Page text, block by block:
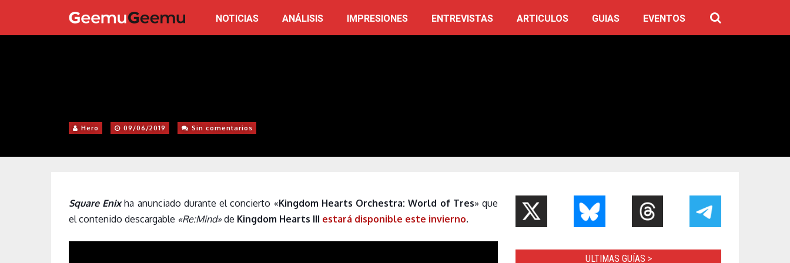
NOTICIAS ANÁLISIS IMPRESIONES ENTREVISTAS ARTICULOS GUIAS EVENTOS
Hero 09/06/2019 Sin comentarios
Square Enixha anunciado durante el concierto «Kingdom Hearts Orchestra: World of Tres» que
el contenido descargable «Re:Mind» de Kingdom Hearts III estará disponible este invierno.
ULTIMAS GUÍAS >